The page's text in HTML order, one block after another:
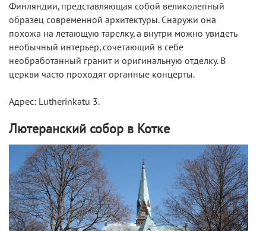
Финляндии, представляющая собой великолепный
образец современной архитектуры. Снаружи она
похожа на летающую тарелку, а внутри можно увидеть
необычный интерьер, сочетающий в себе
необработанный гранит и оригинальную отделку. В
церкви часто проходят органные концерты.
Адрес: Lutherinkatu 3.
Лютеранский собор в Котке